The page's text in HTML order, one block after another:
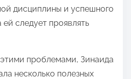
дисциплины и успешного
следует проявлять
проблемами, Зинаида
несколько полезных